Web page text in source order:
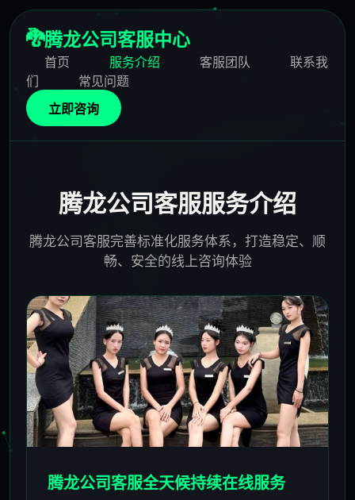
🐉腾龙公司客服中心
首页 服务介绍 客服团队
联系我
们
常见问题
立即咨询
腾龙公司客服服务介绍
腾龙公司客服完善标准化服务体系，打造稳定、顺
畅、安全的线上咨询体验
腾龙公司客服全天候持续在线服务